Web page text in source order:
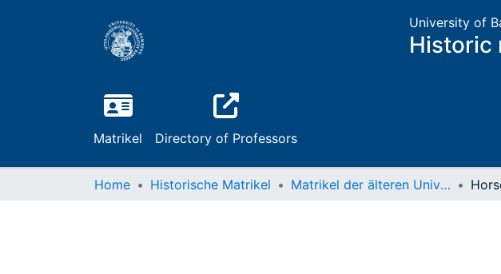
University of
Historic
Matrikel Directory of Professors
Home Historische Matrikel Matrikel der älteren Universität